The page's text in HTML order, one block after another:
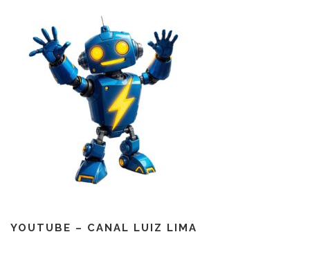
YOUTUBE – CANAL LUIZ LIMA